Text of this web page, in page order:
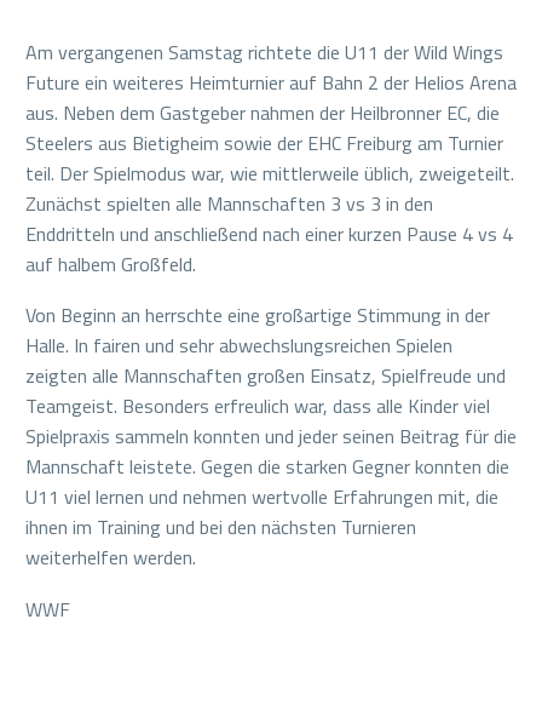
Am vergangenen Samstag richtete die U11 der Wild Wings
Future ein weiteres Heimturnier auf Bahn 2 der Helios Arena
aus. Neben dem Gastgeber nahmen der Heilbronner EC, die
Steelers aus Bietigheim sowie der EHC Freiburg am Turnier
teil. Der Spielmodus war, wie mittlerweile üblich, zweigeteilt.
Zunächst spielten alle Mannschaften 3 vs 3 in den
Enddritteln und anschließend nach einer kurzen Pause 4 vs 4
auf halbem Großfeld.
Von Beginn an herrschte eine großartige Stimmung in der
Halle. In fairen und sehr abwechslungsreichen Spielen
zeigten alle Mannschaften großen Einsatz, Spielfreude und
Teamgeist. Besonders erfreulich war, dass alle Kinder viel
Spielpraxis sammeln konnten und jeder seinen Beitrag für die
Mannschaft leistete. Gegen die starken Gegner konnten die
U11 viel lernen und nehmen wertvolle Erfahrungen mit, die
ihnen im Training und bei den nächsten Turnieren
weiterhelfen werden.
WWF